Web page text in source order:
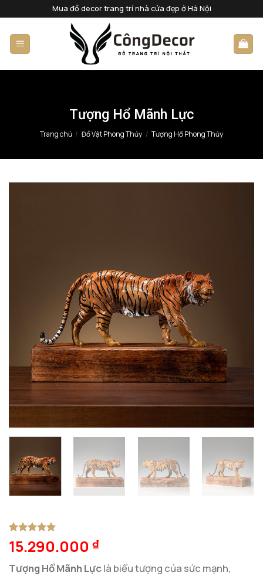
qua
nội
dung
Mua đồ decor trang trí nhà cửa đẹp ở Hà Nội
Tượng Hổ Mãnh Lực
Trang chủ / Đồ Vật Phong Thủy / Tượng Hổ Phong Thủy
5trên 5
dựa trên
1
15.290.000 ₫
Tượng Hổ Mãnh Lựclà biểu tượng của sức mạnh,